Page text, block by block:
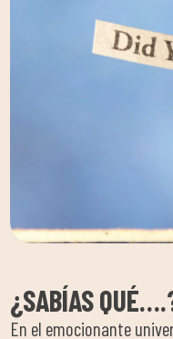
¿SABÍAS
En el emocionante